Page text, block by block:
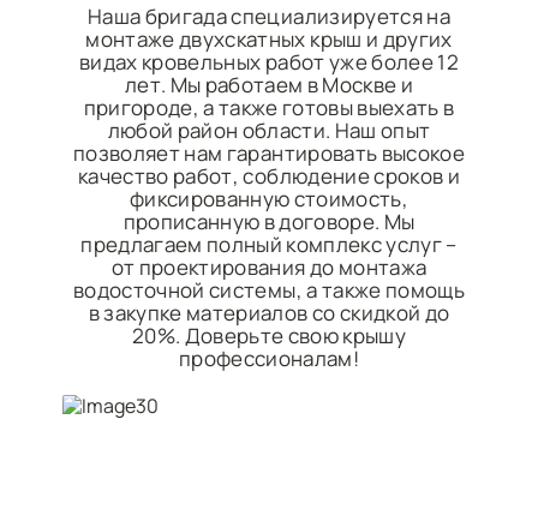
Наша бригада специализируется на
монтаже двухскатных крыш и других
видах кровельных работ уже более 12
лет. Мы работаем в Москве и
пригороде, а также готовы выехать в
любой район области. Наш опыт
позволяет нам гарантировать высокое
качество работ, соблюдение сроков и
фиксированную стоимость,
прописанную в договоре. Мы
предлагаем полный комплекс услуг –
от проектирования до монтажа
водосточной системы, а также помощь
в закупке материалов со скидкой до
20%. Доверьте свою крышу
профессионалам!